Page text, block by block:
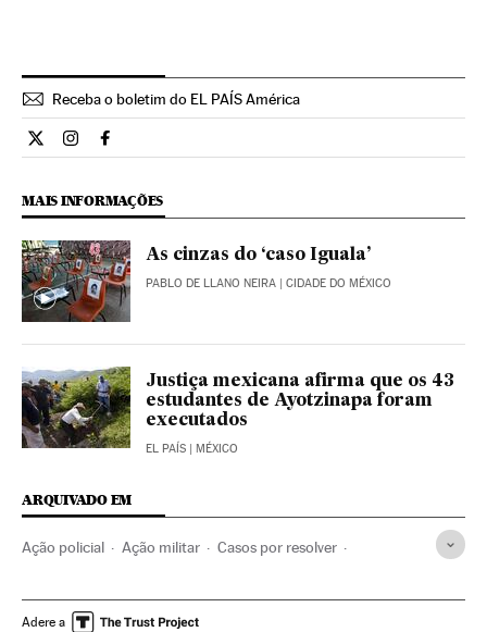
Receba o boletim do EL PAÍS América
Internacional El País Brasil en Twitter
Internacional El País Brasil en Instagram
Internacional El País Brasil en Facebook
MAIS INFORMAÇÕES
As cinzas do ‘caso Iguala’
PABLO DE LLANO NEIRA | CIDADE DO MÉXICO
Justiça mexicana afirma que os 43
estudantes de Ayotzinapa foram
executados
EL PAÍS | MÉXICO
ARQUIVADO EM
Ação policial Ação militar Casos por resolver
Comunidade educativa América Latina
Adere a